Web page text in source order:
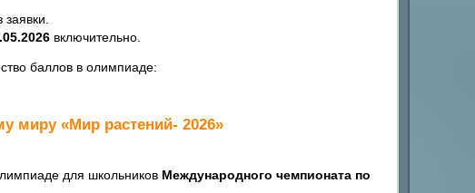
включительно.
баллов в олимпиаде:
миру «Мир растений- 2026»
для школьников Международного чемпионата по